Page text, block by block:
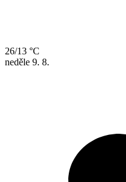
26/13 °C
neděle 9. 8.